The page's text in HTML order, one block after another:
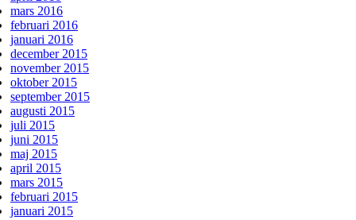
mars 2016
februari 2016
januari 2016
december 2015
november 2015
oktober 2015
september 2015
augusti 2015
juli 2015
juni 2015
maj 2015
april 2015
mars 2015
februari 2015
januari 2015